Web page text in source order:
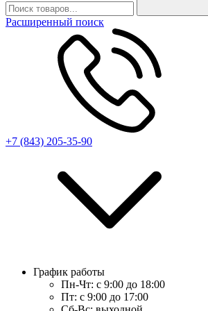
Расширенный поиск
+7 (843) 205-35-90
График работы
Пн-Чт: с 9:00 до 18:00
Пт: с 9:00 до 17:00